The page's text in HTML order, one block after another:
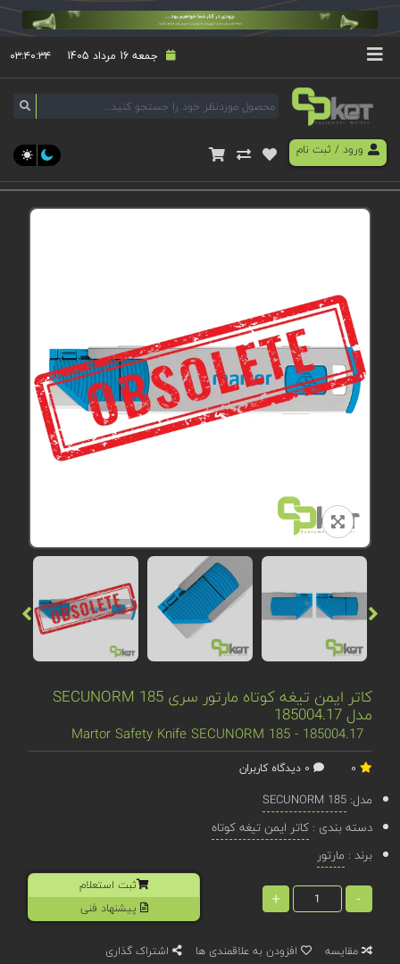
جمعه 16 مرداد 1405 ۰۳:۴۰:۳۴
ورود/ ثبت نام
کاتر ایمن تیغه کوتاه مارتور سری SECUNORM 185
مدل 185004.17
Martor Safety Knife SECUNORM 185 - 185004.17
مدل:SECUNORM 185
دسته بندی :کاتر ایمن تیغه کوتاه
برند : مارتور
-
+
ثبت استعلام
پیشنهاد فنی
مقایسه افزودن به علاقمندی ها اشتراک گذاری